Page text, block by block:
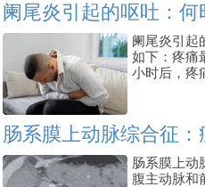
阑尾炎引起的呕吐：
阑尾炎引起
如下：疼痛
小时后，疼
肠系膜上动脉综合征
肠系膜上动
腹主动脉和